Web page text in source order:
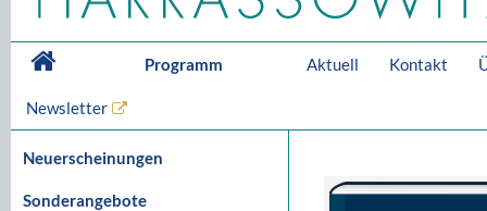
Programm Aktuell Kontakt
Newsletter
Neuerscheinungen
Sonderangebote